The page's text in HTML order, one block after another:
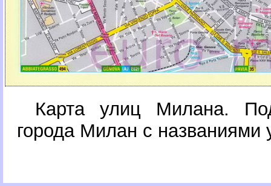
Карта улиц Милана.
орода Милан с названиями